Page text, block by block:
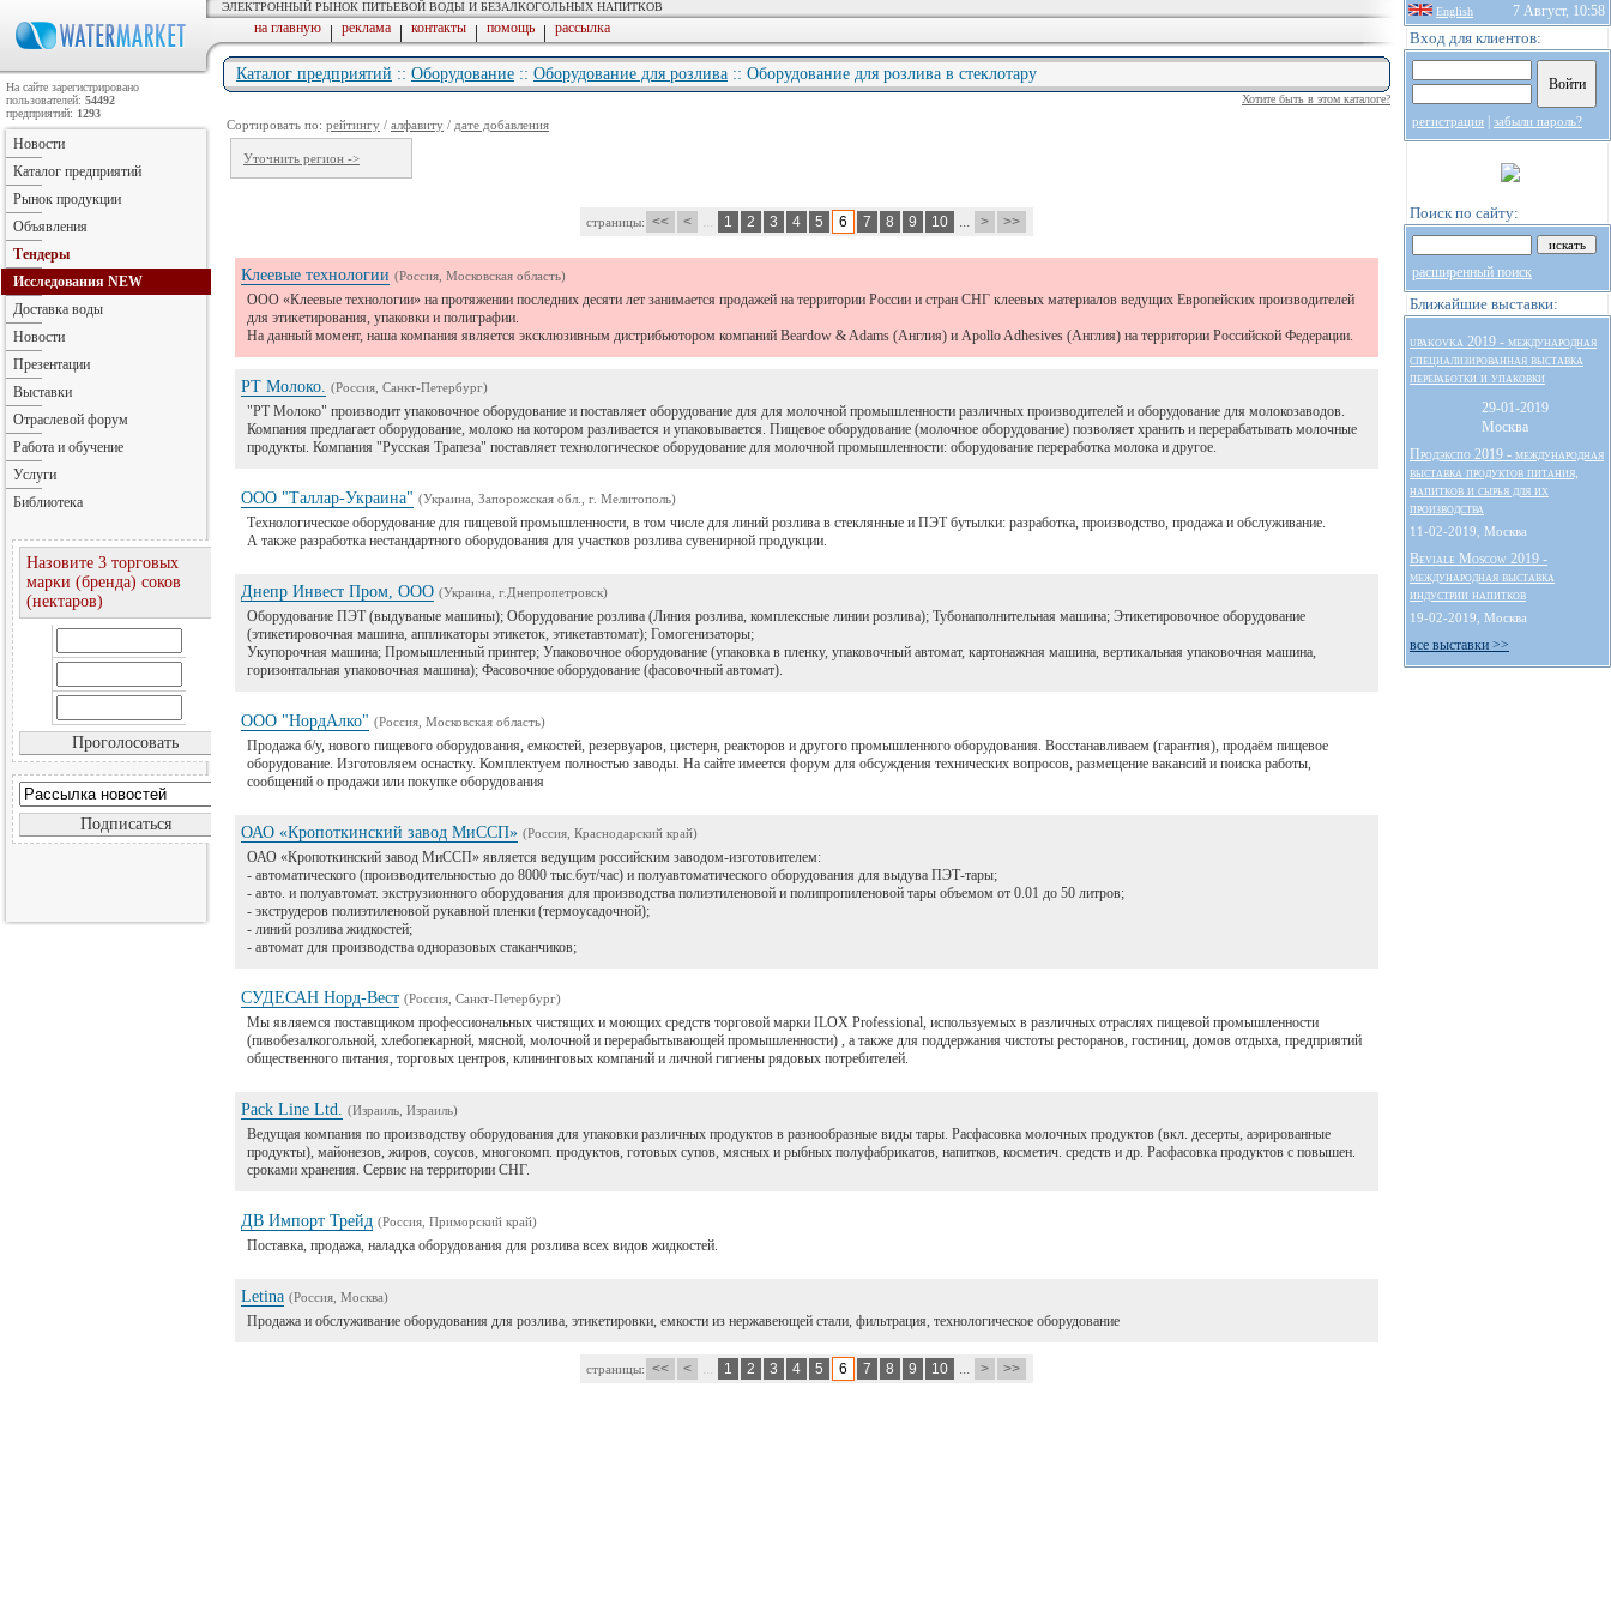
ЭЛЕКТРОННЫЙ РЫНОК ПИТЬЕВОЙ ВОДЫ И БЕЗАЛКОГОЛЬНЫХ НАПИТКОВ
на главную | реклама | контакты | помощь | рассылка
Каталог предприятий :: Оборудование :: Оборудование для розлива :: Оборудование для розлива в стеклотару
Хотите быть в этом каталоге?
Сортировать по: рейтингу / алфавиту / дате добавления
Уточнить регион ->
страницы: << < ... 1 2 3 4 5 6 7 8 9 10 ... > >>
Клеевые технологии (Россия, Московская область)
ООО «Клеевые технологии» на протяжении последних десяти лет занимается продажей на территории России и стран СНГ клеевых материалов ведущих Европейских производителей
для этикетирования, упаковки и полиграфии.
На данный момент, наша компания является эксклюзивным дистрибьютором компаний Beardow & Adams (Англия) и Apollo Adhesives (Англия) на территории Российской Федерации.
РТ Молоко. (Россия, Санкт-Петербург)
"РТ Молоко" производит упаковочное оборудование и поставляет оборудование для для молочной промышленности различных производителей и оборудование для молокозаводов.
Компания предлагает оборудование, молоко на котором разливается и упаковывается. Пищевое оборудование (молочное оборудование) позволяет хранить и перерабатывать молочные
продукты. Компания "Русская Трапеза" поставляет технологическое оборудование для молочной промышленности: оборудование переработка молока и другое.
ООО "Таллар-Украина" (Украина, Запорожская обл., г. Мелитополь)
Технологическое оборудование для пищевой промышленности, в том числе для линий розлива в стеклянные и ПЭТ бутылки: разработка, производство, продажа и обслуживание.
А также разработка нестандартного оборудования для участков розлива сувенирной продукции.
Днепр Инвест Пром, ООО (Украина, г.Днепропетровск)
Оборудование ПЭТ (выдуваные машины); Оборудование розлива (Линия розлива, комплексные линии розлива); Тубонаполнительная машина; Этикетировочное оборудование
(этикетировочная машина, аппликаторы этикеток, этикетавтомат); Гомогенизаторы;
Укупорочная машина; Промышленный принтер; Упаковочное оборудование (упаковка в пленку, упаковочный автомат, картонажная машина, вертикальная упаковочная машина,
горизонтальная упаковочная машина); Фасовочное оборудование (фасовочный автомат).
ООО "НордАлко" (Россия, Московская область)
Продажа б/у, нового пищевого оборудования, емкостей, резервуаров, цистерн, реакторов и другого промышленного оборудования. Восстанавливаем (гарантия), продаём пищевое
оборудование. Изготовляем оснастку. Комплектуем полностью заводы. На сайте имеется форум для обсуждения технических вопросов, размещение вакансий и поиска работы,
сообщений о продажи или покупке оборудования
ОАО «Кропоткинский завод МиССП» (Россия, Краснодарский край)
ОАО «Кропоткинский завод МиССП» является ведущим российским заводом-изготовителем:
- автоматического (производительностью до 8000 тыс.бут/час) и полуавтоматического оборудования для выдува ПЭТ-тары;
- авто. и полуавтомат. экструзионного оборудования для производства полиэтиленовой и полипропиленовой тары объемом от 0.01 до 50 литров;
- экструдеров полиэтиленовой рукавной пленки (термоусадочной);
- линий розлива жидкостей;
- автомат для производства одноразовых стаканчиков;
СУДЕСАН Норд-Вест (Россия, Санкт-Петербург)
Мы являемся поставщиком профессиональных чистящих и моющих средств торговой марки ILOX Professional, используемых в различных отраслях пищевой промышленности
(пивобезалкогольной, хлебопекарной, мясной, молочной и перерабытывающей промышленности) , а также для поддержания чистоты ресторанов, гостиниц, домов отдыха, предприятий
общественного питания, торговых центров, клининговых компаний и личной гигиены рядовых потребителей.
Pack Line Ltd. (Израиль, Израиль)
Ведущая компания по производству оборудования для упаковки различных продуктов в разнообразные виды тары. Расфасовка молочных продуктов (вкл. десерты, аэрированные
продукты), майонезов, жиров, соусов, многокомп. продуктов, готовых супов, мясных и рыбных полуфабрикатов, напитков, косметич. средств и др. Расфасовка продуктов с повышен.
сроками хранения. Сервис на территории СНГ.
ДВ Импорт Трейд (Россия, Приморский край)
Поставка, продажа, наладка оборудования для розлива всех видов жидкостей.
Letina (Россия, Москва)
Продажа и обслуживание оборудования для розлива, этикетировки, емкости из нержавеющей стали, фильтрация, технологическое оборудование
страницы: << < ... 1 2 3 4 5 6 7 8 9 10 ... > >>
На сайте зарегистрировано
пользователей: 54492
предприятий: 1293
Новости
Каталог предприятий
Рынок продукции
Объявления
Тендеры
Исследования NEW
Доставка воды
Новости
Презентации
Выставки
Отраслевой форум
Работа и обучение
Услуги
Библиотека
Назовите 3 торговых
марки (бренда) соков
(нектаров)
English 7 Август, 10:58
Вход для клиентов:
регистрация забыли пароль?
Поиск по сайту:
расширенный поиск
Ближайшие выставки:
upakovka 2019 - международная
специализированная выставка
переработки и упаковки
29-01-2019
Москва
Продэкспо 2019 - международная
выставка продуктов питания,
напитков и сырья для их
производства
11-02-2019, Москва
Beviale Moscow 2019 -
международная выставка
индустрии напитков
19-02-2019, Москва
все выставки >>